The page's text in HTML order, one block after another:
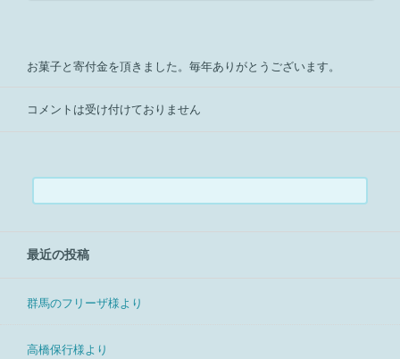
お菓子と寄付金を頂きました。毎年ありがとうございます。
コメントは受け付けておりません
索:
最近の投稿
群馬のフリーザ様より
高橋保行様より